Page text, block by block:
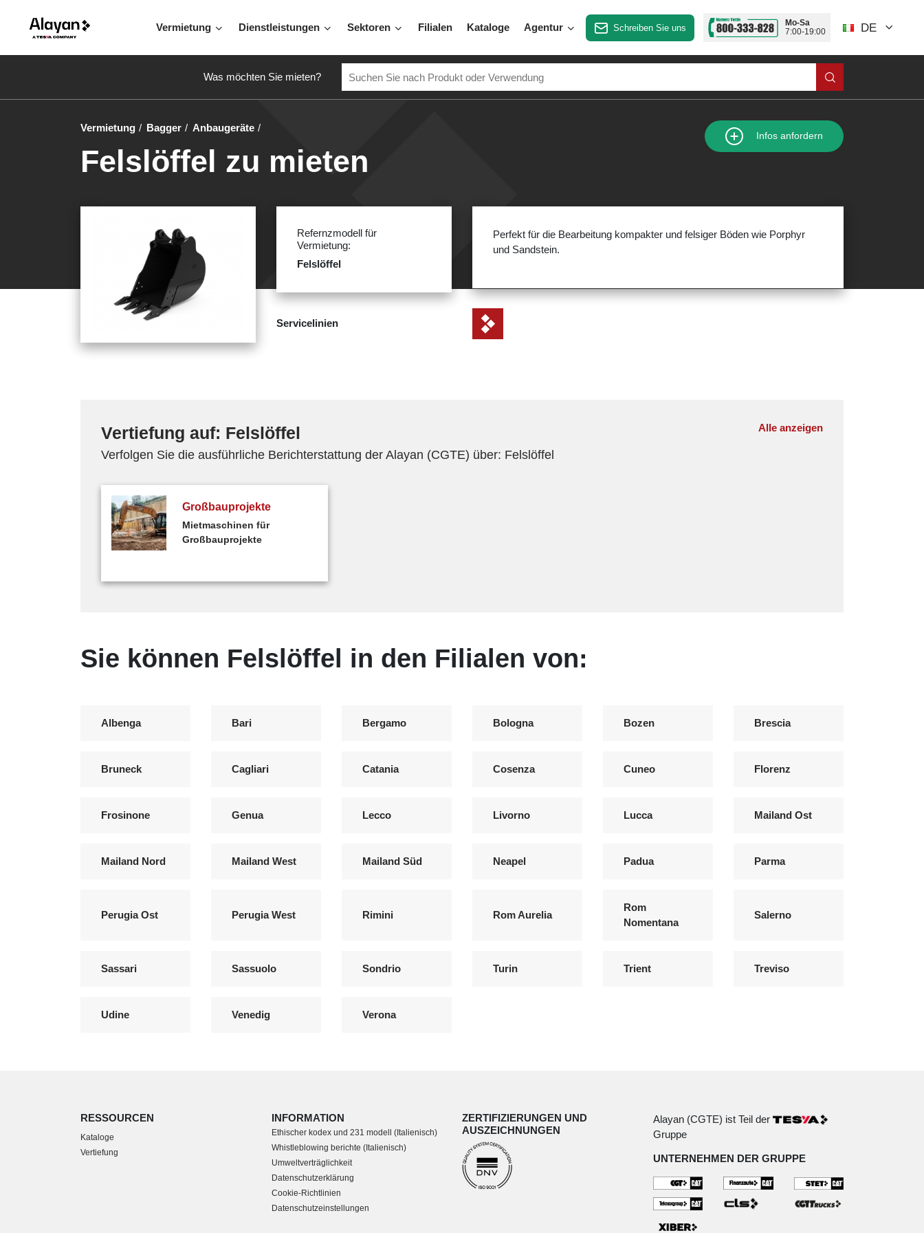
Vermietung Dienstleistungen Sektoren Filialen Kataloge Agentur Schreiben Sie uns
Mo-Sa
7:00-19:00
DE
Was möchten Sie mieten?
Vermietung Bagger Anbaugeräte
Felslöffel zu mieten
Infos anfordern
Refernzmodell für
Vermietung:
Felslöffel
Perfekt für die Bearbeitung kompakter und felsiger Böden wie Porphyr
und Sandstein.
Service­linien
Vertiefung auf: Felslöffel Alle anzeigen
Verfolgen Sie die ausführliche Berichterstattung der Alayan (CGTE) über: Felslöffel
Großbauprojekte
Mietmaschinen für
Großbauprojekte
Sie können Felslöffel in den Filialen von:
Albenga Bari Bergamo Bologna Bozen Brescia
Bruneck Cagliari Catania Cosenza Cuneo Florenz
Frosinone Genua Lecco Livorno Lucca Mailand Ost
Mailand Nord Mailand West Mailand Süd Neapel Padua Parma
Perugia Ost Perugia West Rimini Rom Aurelia
Rom
Nomentana
Salerno
Sassari Sassuolo Sondrio Turin Trient Treviso
Udine Venedig Verona
RESSOURCEN
Kataloge
Vertiefung
INFORMATION
Ethischer kodex und 231 modell (Italienisch)
Whistleblowing berichte (Italienisch)
Umweltverträglichkeit
Datenschutzerklärung
Cookie-Richtlinien
Datenschutzeinstellungen
ZERTIFIZIERUNGEN UND
AUSZEICHNUNGEN
Alayan (CGTE) ist Teil der
Gruppe
UNTERNEHMEN DER GRUPPE